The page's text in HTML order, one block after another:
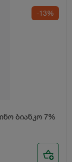
-13%
ბიანკო 7%